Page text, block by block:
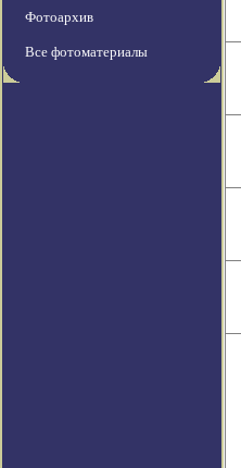
Фотоархив
Все фотоматериалы